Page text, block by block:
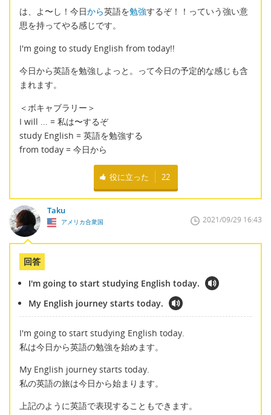
は、よ〜し！今日から英語を勉強するぞ！！っていう強い意
思を持ってやる感じです。
I'm going to study English from today!!
今日から英語を勉強しよっと。って今日の予定的な感じも含
まれます。
＜ボキャブラリー＞
I will ... = 私は〜するぞ
study English = 英語を勉強する
from today = 今日から
役に立った 22
Taku
アメリカ合衆国 2021/09/29 16:43
回答
I'm going to start studying English today.
My English journey starts today.
I'm going to start studying English today.
私は今日から英語の勉強を始めます。
My English journey starts today.
私の英語の旅は今日から始まります。
上記のように英語で表現することもできます。